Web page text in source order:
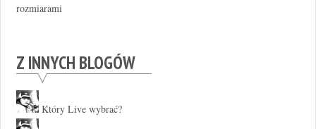
rozmiarami
Z INNYCH BLOGÓW
Który Live wybrać?